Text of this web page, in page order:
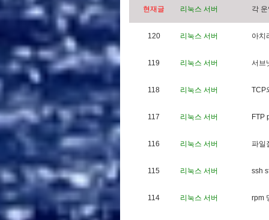
현재글 리눅스 서버 각 운
120 리눅스 서버 아치
119 리눅스 서버 서 브
118 리눅스 서버 TC P
117 리눅스 서버 FTP
116 리눅스 서버 파일
115 리눅스 서버 ssh s
114 리눅스 서버 rpm